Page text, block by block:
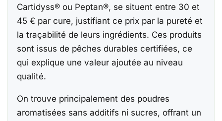
Cartidyss® ou Peptan®, se situent entre 30 et
45 € par cure, justifiant ce prix par la pureté et
la traçabilité de leurs ingrédients. Ces produits
sont issus de pêches durables certifiées, ce
qui explique une valeur ajoutée au niveau
qualité.
On trouve principalement des poudres
aromatisées sans additifs ni sucres, offrant un